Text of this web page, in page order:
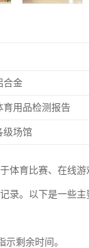
合金
育用品检测报告
级场馆
体育比赛、在线
录。以下是一些主
剩余时间。